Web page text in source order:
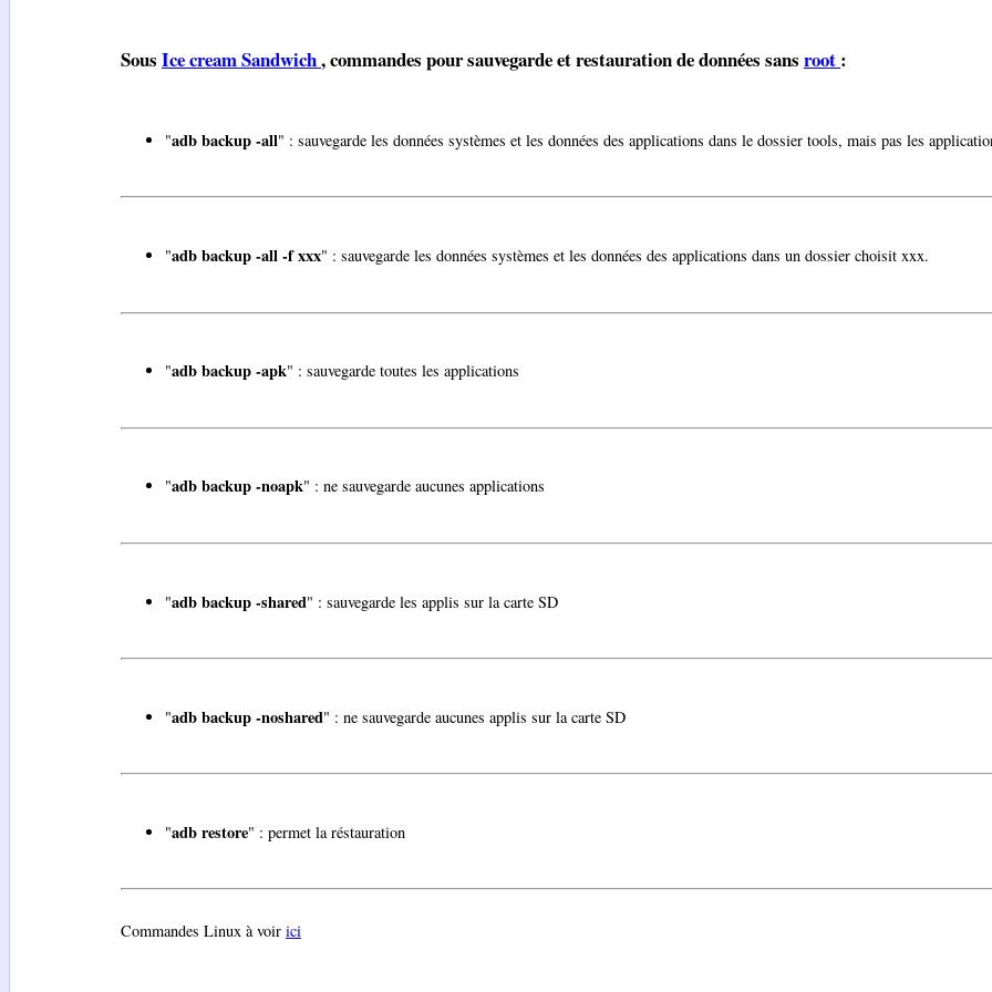
Sous Ice cream Sandwich, commandes pour sauvegarde et restauration de données sans root :
"adb backup -all" : sauvegarde les données systèmes et les données des applications dans le dossier tools, mais pas les
"adb backup -all -f xxx" : sauvegarde les données systèmes et les données des applications dans un dossier choisit xxx.
"adb backup -apk" : sauvegarde toutes les applications
"adb backup -noapk" : ne sauvegarde aucunes applications
"adb backup -shared" : sauvegarde les applis sur la carte SD
"adb backup -noshared" : ne sauvegarde aucunes applis sur la carte SD
"adb restore" : permet la réstauration
Commandes Linux à voir ici